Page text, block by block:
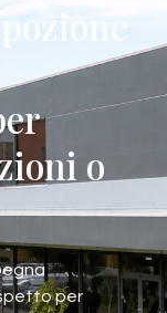
o
per